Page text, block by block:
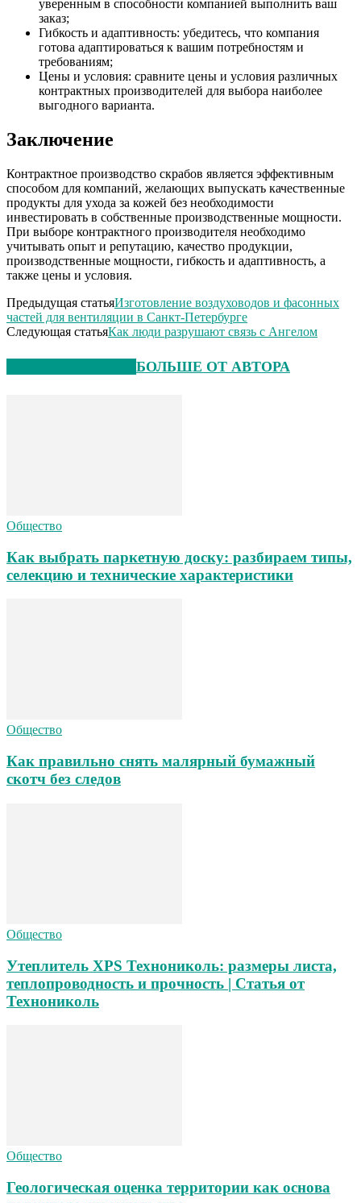
уверенным в способности компанией выполнить ваш
заказ;
Гибкость и адаптивность: убедитесь, что компания
готова адаптироваться к вашим потребностям и
требованиям;
Цены и условия: сравните цены и условия различных
контрактных производителей для выбора наиболее
выгодного варианта.
Заключение
Контрактное производство скрабов является эффективным
способом для компаний, желающих выпускать качественные
продукты для ухода за кожей без необходимости
инвестировать в собственные производственные мощности.
При выборе контрактного производителя необходимо
учитывать опыт и репутацию, качество продукции,
производственные мощности, гибкость и адаптивность, а
также цены и условия.
Предыдущая статьяИзготовление воздуховодов и фасонных
частей для вентиляции в Санкт-Петербурге
Следующая статьяКак люди разрушают связь с Ангелом
БОЛЬШЕ ОТ АВТОРА
Общество
Как выбрать паркетную доску: разбираем типы,
селекцию и технические характеристики
Общество
Как правильно снять малярный бумажный
скотч без следов
Общество
Утеплитель XPS Технониколь: размеры листа,
теплопроводность и прочность | Статья от
Технониколь
Общество
Геологическая оценка территории как основа